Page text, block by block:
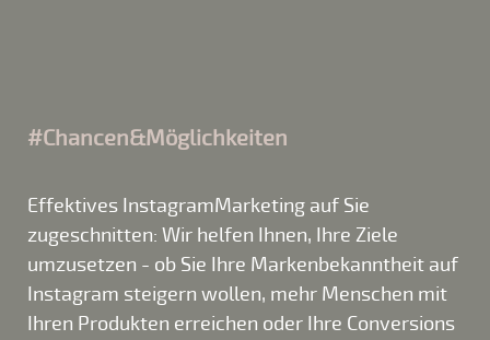
#Chancen&Möglichkeiten
Effektives InstagramMarketing auf Sie
zugeschnitten: Wir helfen Ihnen, Ihre Ziele
umzusetzen - ob Sie Ihre Markenbekanntheit auf
Instagram steigern wollen, mehr Menschen mit
Ihren Produkten erreichen oder Ihre Conversions